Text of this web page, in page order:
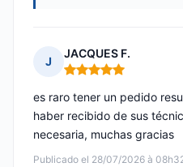
J
JACQUES F.
Nota: 5 de 5
Publicado el 28/07/2026 à
es raro tener un pedido
haber recibido de sus
necesaria, muchas gracias